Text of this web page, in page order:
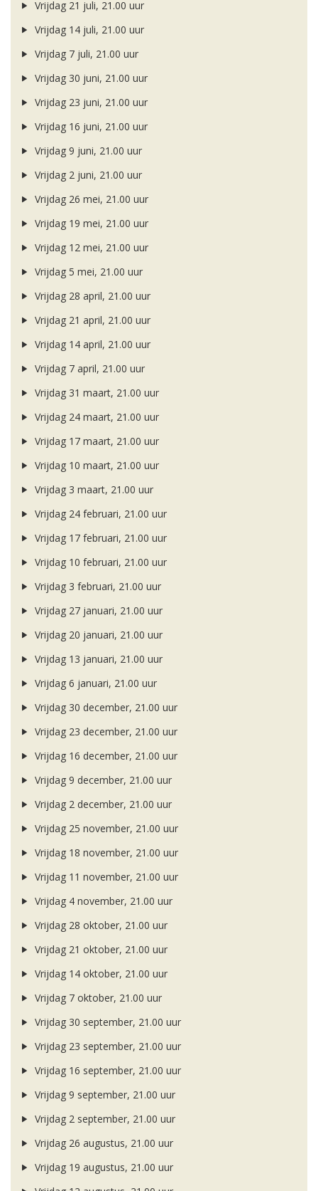
Vrijdag 21 juli, 21.00 uur
Vrijdag 14 juli, 21.00 uur
Vrijdag 7 juli, 21.00 uur
Vrijdag 30 juni, 21.00 uur
Vrijdag 23 juni, 21.00 uur
Vrijdag 16 juni, 21.00 uur
Vrijdag 9 juni, 21.00 uur
Vrijdag 2 juni, 21.00 uur
Vrijdag 26 mei, 21.00 uur
Vrijdag 19 mei, 21.00 uur
Vrijdag 12 mei, 21.00 uur
Vrijdag 5 mei, 21.00 uur
Vrijdag 28 april, 21.00 uur
Vrijdag 21 april, 21.00 uur
Vrijdag 14 april, 21.00 uur
Vrijdag 7 april, 21.00 uur
Vrijdag 31 maart, 21.00 uur
Vrijdag 24 maart, 21.00 uur
Vrijdag 17 maart, 21.00 uur
Vrijdag 10 maart, 21.00 uur
Vrijdag 3 maart, 21.00 uur
Vrijdag 24 februari, 21.00 uur
Vrijdag 17 februari, 21.00 uur
Vrijdag 10 februari, 21.00 uur
Vrijdag 3 februari, 21.00 uur
Vrijdag 27 januari, 21.00 uur
Vrijdag 20 januari, 21.00 uur
Vrijdag 13 januari, 21.00 uur
Vrijdag 6 januari, 21.00 uur
Vrijdag 30 december, 21.00 uur
Vrijdag 23 december, 21.00 uur
Vrijdag 16 december, 21.00 uur
Vrijdag 9 december, 21.00 uur
Vrijdag 2 december, 21.00 uur
Vrijdag 25 november, 21.00 uur
Vrijdag 18 november, 21.00 uur
Vrijdag 11 november, 21.00 uur
Vrijdag 4 november, 21.00 uur
Vrijdag 28 oktober, 21.00 uur
Vrijdag 21 oktober, 21.00 uur
Vrijdag 14 oktober, 21.00 uur
Vrijdag 7 oktober, 21.00 uur
Vrijdag 30 september, 21.00 uur
Vrijdag 23 september, 21.00 uur
Vrijdag 16 september, 21.00 uur
Vrijdag 9 september, 21.00 uur
Vrijdag 2 september, 21.00 uur
Vrijdag 26 augustus, 21.00 uur
Vrijdag 19 augustus, 21.00 uur